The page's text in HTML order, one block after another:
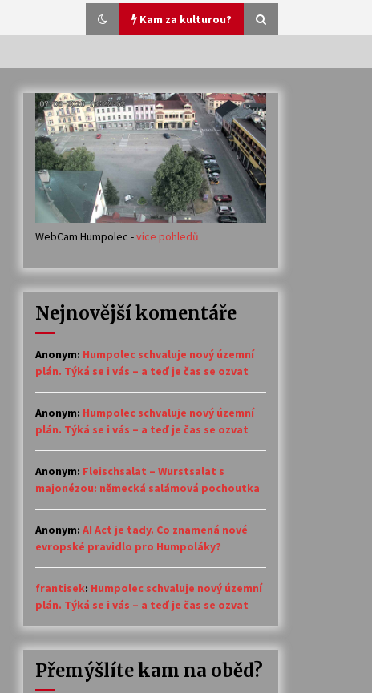
Kam za kulturou?
Veselí muzikanti
30. 7. 2026
Votavžatský ploty
23. 7. 2026
14. 7. 2026
30. 6. 2026
WebCam Humpolec -více pohledů
Nejnovější komentáře
Anonym: Humpolec schvaluje nový územní
plán. Týká se i vás – a teď je čas se ozvat
Anonym: Humpolec schvaluje nový územní
plán. Týká se i vás – a teď je čas se ozvat
Anonym: Fleischsalat – Wurstsalat s
majonézou: německá salámová pochoutka
Anonym: AI Act je tady. Co znamená nové
evropské pravidlo pro Humpoláky?
frantisek: Humpolec schvaluje nový územní
plán. Týká se i vás – a teď je čas se ozvat
Přemýšlíte kam na oběd?